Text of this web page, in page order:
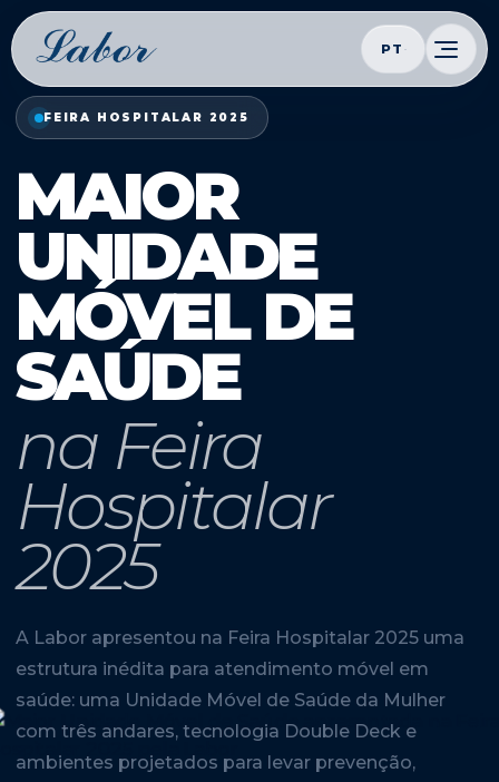
PT
FEIRA HOSPITALAR 2025
MAIOR
UNIDADE
MÓVEL DE
SAÚDE
na Feira
Hospitalar
2025
A Labor apresentou na Feira Hospitalar 2025 uma
estrutura inédita para atendimento móvel em
saúde: uma Unidade Móvel de Saúde da Mulher
com três andares, tecnologia Double Deck e
ambientes projetados para levar prevenção,